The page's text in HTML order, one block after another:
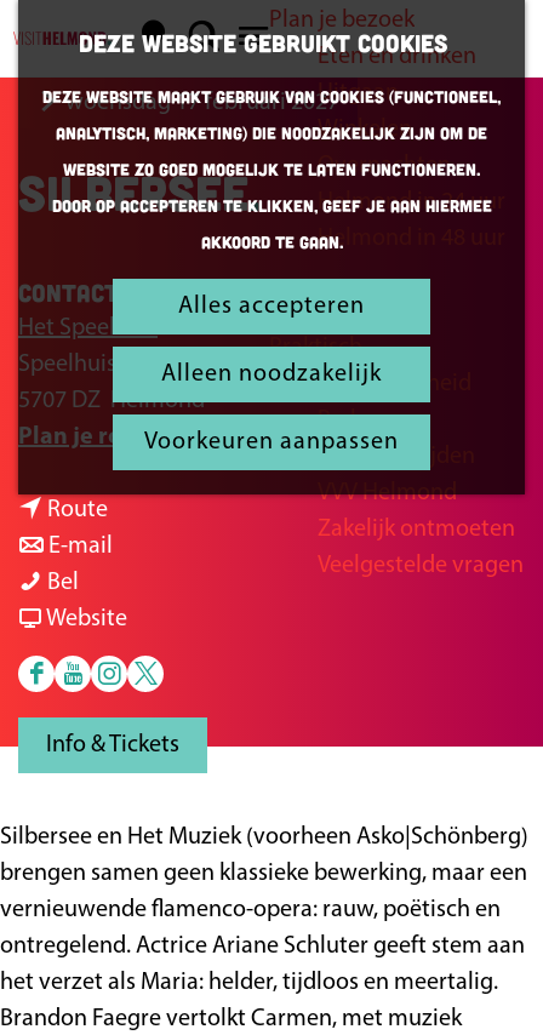
Deze website gebruikt cookies
Deze website maakt gebruik van cookies (Functioneel,
Analytisch, Marketing) die noodzakelijk zijn om de
website zo goed mogelijk te laten functioneren.
Door op accepteren te klikken, geef je aan hiermee
akkoord te gaan.
Alles accepteren
Alleen noodzakelijk
Voorkeuren aanpassen
K
a
a
r
t
Z
o
e
k
e
n
M
e
n
u
Plan je bezoek
Eten en drinken
Uitgaan
Winkelen
Overnachten
Helmond in 24 uur
Helmond in 48 uur
Inspiratie
Praktisch
Bereikbaarheid
Parkeren
Openingstijden
VVV Helmond
Zakelijk ontmoeten
Veelgestelde vragen
woensdag 17 februari 2027
Silbersee
Contact
Het Speelhuis
Speelhuisplein 2
5707 DZ Helmond
Plan je routen
a
l
b
e
e
Routen
r
S
i
r
s
e
e
E-mail
a
r
S
e
r
s
e
e
Bel
i
l
b
e
e
Websitev
a
n
b
e
r
s
e
e
F
b
o
o
k
H
e
Y
u
b
e
H
e
t
I
a
g
r
a
m
H
X
S
p
e
e
l
h
Info & Tickets
Silbersee en Het Muziek (voorheen Asko|Schönberg)
brengen samen geen klassieke bewerking, maar een
vernieuwende flamenco-opera: rauw, poëtisch en
ontregelend. Actrice Ariane Schluter geeft stem aan
het verzet als Maria: helder, tijdloos en meertalig.
Brandon Faegre vertolkt Carmen, met muziek